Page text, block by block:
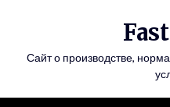
Сайт о производстве,